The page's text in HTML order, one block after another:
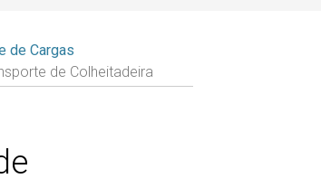
de Cargas
de Colheitadeira